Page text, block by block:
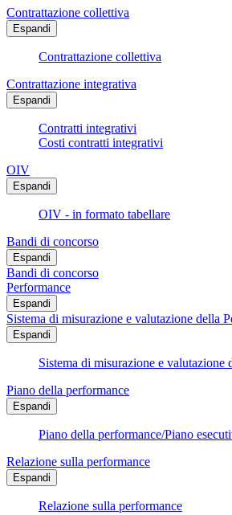
Contrattazione collettiva
Espandi
Contrattazione collettiva
Contrattazione integrativa
Espandi
Contratti integrativi
Costi contratti integrativi
OIV
Espandi
OIV - in formato tabellare
Bandi di concorso
Espandi
Bandi di concorso
Performance
Espandi
Sistema di misurazione e valutazione della
Espandi
Sistema di misurazione e valutazione
Piano della performance
Espandi
Piano della performance/Piano
Relazione sulla performance
Espandi
Relazione sulla performance